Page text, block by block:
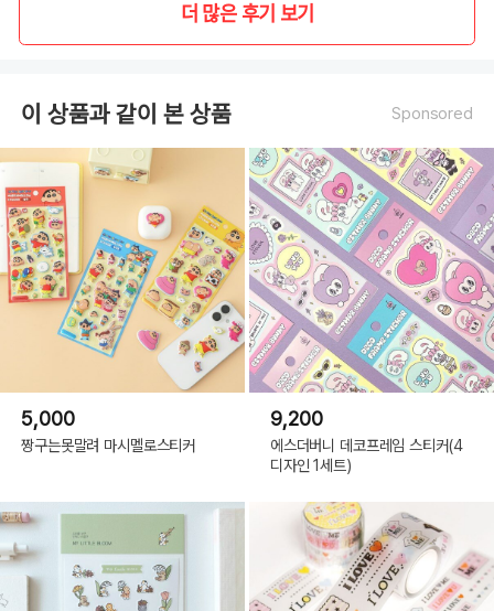
더 많은 후기 보기
이 상품과 같이 본 상품 Sponsored
5,000
짱구는못말려 마시멜로스티커
9,200
에스더버니 데코프레임 스티커(4
디자인 1세트)